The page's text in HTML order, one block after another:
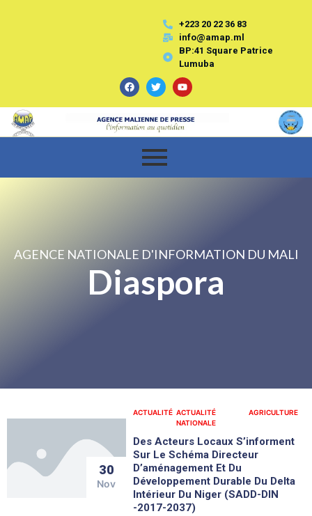
+223 20 22 36 83
info@amap.ml
BP:41 Square Patrice
Lumuba
AGENCE NATIONALE D'INFORMATION DU MALI
Diaspora
30
Nov
ACTUALITÉ ACTUALITÉ
NATIONALE
AGRICULTURE
Des Acteurs Locaux S’informent
Sur Le Schéma Directeur
D’aménagement Et Du
Développement Durable Du Delta
Intérieur Du Niger (SADD-DIN
-2017-2037)